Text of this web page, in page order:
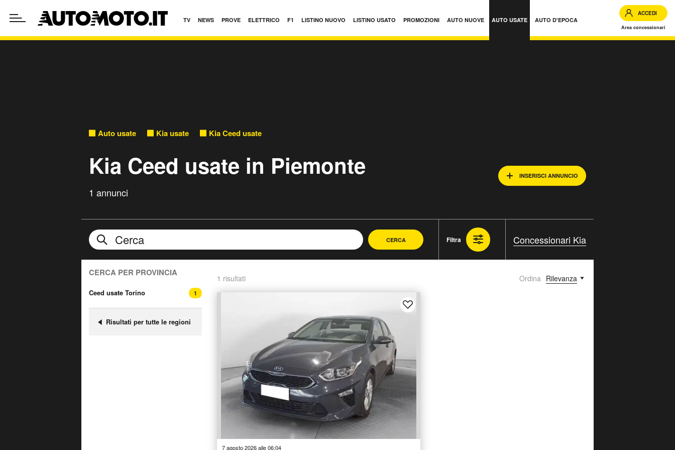
TV NEWS PROVE ELETTRICO F1 LISTINO NUOVO LISTINO USATO PROMOZIONI AUTO NUOVE AUTO USATE AUTO D'EPOCA
ACCEDI
Area concessionari
Auto usate Kia usate Kia Ceed usate
Kia Ceed usate in Piemonte
1 annunci
INSERISCI ANNUNCIO
CERCA Filtra Concessionari Kia
CERCA PER PROVINCIA
Ceed usate Torino 1
Risultati per tutte le regioni
1 risultati Ordina Rilevanza
7 agosto 2026 alle 06:04